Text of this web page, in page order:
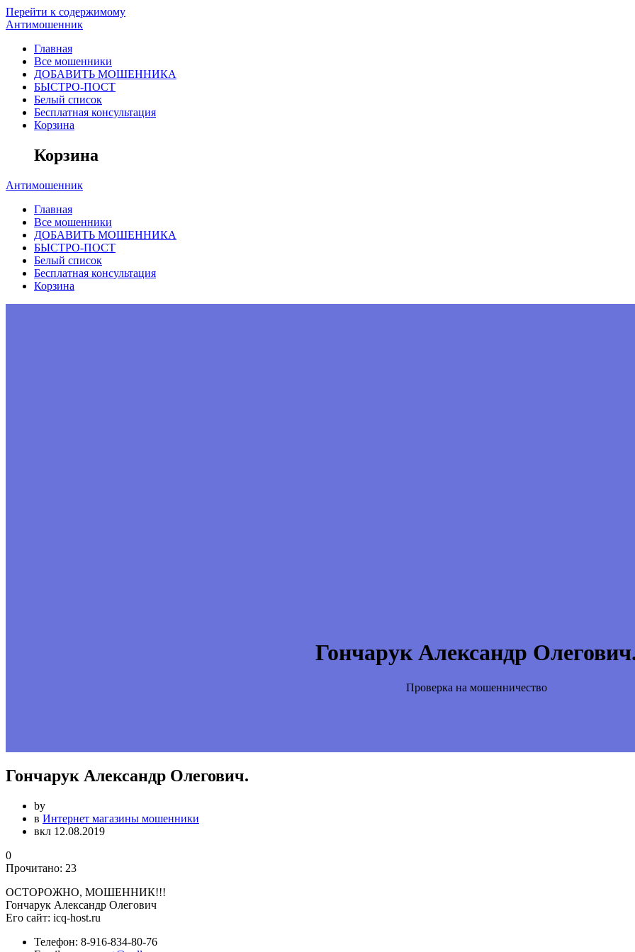
Перейти к содержимому
Антимошенник
Главная
Все мошенники
ДОБАВИТЬ МОШЕННИКА
БЫСТРО-ПОСТ
Белый список
Бесплатная консультация
Корзина
Корзина
Антимошенник
Главная
Все мошенники
ДОБАВИТЬ МОШЕННИКА
БЫСТРО-ПОСТ
Белый список
Бесплатная консультация
Корзина
Гончарук Александр
Проверка на мошенничество
Гончарук Александр Олегович.
by
в Интернет магазины мошенники
вкл 12.08.2019
0
Прочитано: 23
ОСТОРОЖНО, МОШЕННИК!!!
Гончарук Александр Олегович
Его сайт: icq-host.ru
Телефон: 8-916-834-80-76